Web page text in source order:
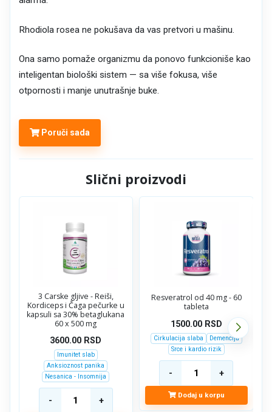
Rhodiola rosea ne pokušava da vas pretvori u mašinu.
Ona samo pomaže organizmu da ponovo funkcioniše kao
inteligentan biološki sistem — sa više fokusa, više
otpornosti i manje unutrašnje buke.
Poruči sada
Slični proizvodi
3 Carske gljive - Reiši,
Kordiceps i Čaga pečurke u
kapsuli sa 30% betaglukana
60 x 500 mg
3600.00 RSD
Imunitet slab
Anksioznost panika
Nesanica - Insomnija
Resveratrol od 40 mg - 60
tableta
1500.00RSD
Cirkulacija slaba
Demencija
Srce i kardio rizik
Dodaj u korpu